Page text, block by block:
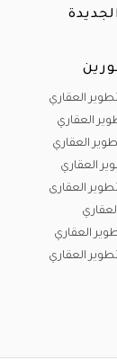
العقاري
العقاري
العقاري
العقاري
العقارى
العقاري
العقاري